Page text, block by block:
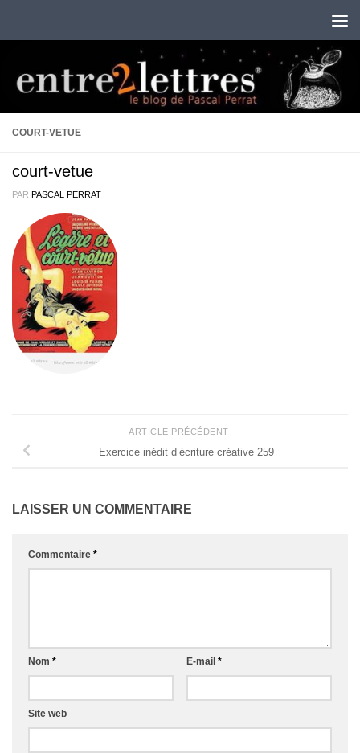
COURT-VETUE
court-vetue
PAR PASCAL PERRAT
ARTICLE PRÉCÉDENT
Exercice inédit d’écriture créative 259
LAISSER UN COMMENTAIRE
Commentaire *
Nom * E-mail *
Site web